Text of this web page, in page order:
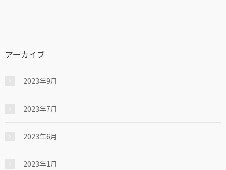
アーカイブ
2023年9月
2023年7月
2023年6月
2023年1月